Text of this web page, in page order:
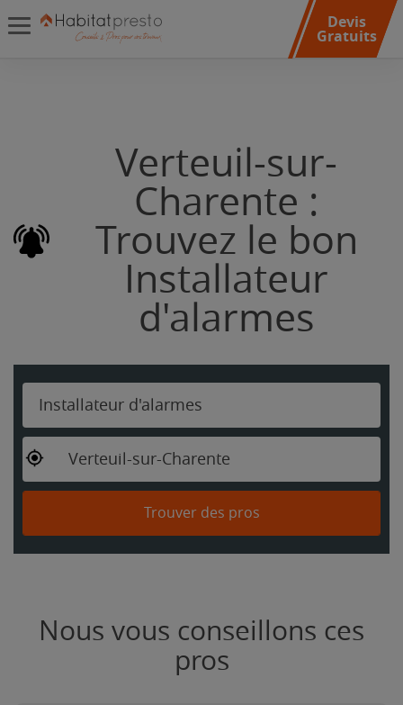
Devis
Gratuits
Verteuil-sur-
Charente :
Trouvez le bon
Installateur
d'alarmes
Installateur d'alarmes
Verteuil-sur-Charente
Trouver des pros
Nous vous conseillons ces
pros